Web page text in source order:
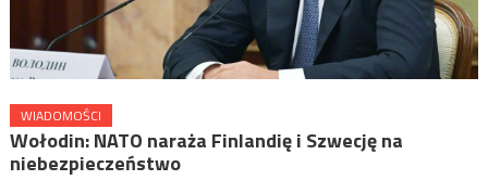
WIADOMOŚCI
Wołodin: NATO naraża Finlandię i Szwecję na
niebezpieczeństwo